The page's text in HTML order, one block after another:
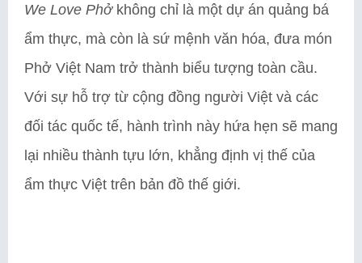
We Love Phởkhông chỉ là một dự án quảng bá
ẩm thực, mà còn là sứ mệnh văn hóa, đưa món
Phở Việt Nam trở thành biểu tượng toàn cầu.
Với sự hỗ trợ từ cộng đồng người Việt và các
đối tác quốc tế, hành trình này hứa hẹn sẽ mang
lại nhiều thành tựu lớn, khẳng định vị thế của
ẩm thực Việt trên bản đồ thế giới.